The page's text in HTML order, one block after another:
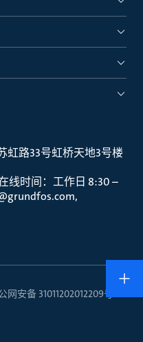
虹路33号虹桥天地3号楼
线时间：工作日 8:30 –
网安备 31011202012209号